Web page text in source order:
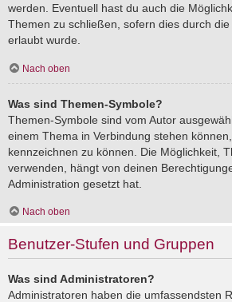
werden. Eventuell hast du auch die
Themen zu schließen, sofern dies durch
erlaubt wurde.
Nach oben
Was sind Themen-Symbole?
Themen-Symbole sind vom Autor
einem Thema in Verbindung stehen
kennzeichnen zu können. Die Möglichkeit,
verwenden, hängt von deinen
Administration gesetzt hat.
Nach oben
Benutzer-Stufen und Gruppen
Was sind Administratoren?
Administratoren haben die umfassendsten